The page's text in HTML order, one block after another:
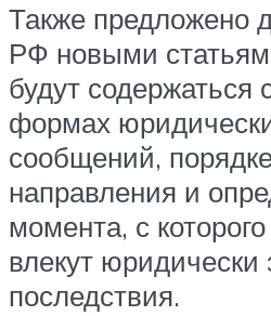
Также предложено
РФ новыми
будут содержаться
формах
сообщений,
направления и
момента, с
влекут
последствия.